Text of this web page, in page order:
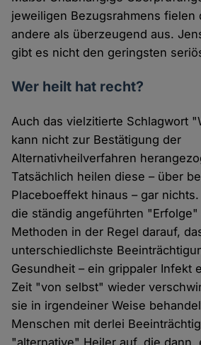
jeweiligen Bezugsrahmens fielen
andere als überzeugend aus.
gibt es nicht den geringsten
Wer heilt hat recht?
Auch das vielzitierte Schlagwort
kann nicht zur Bestätigung der
Alternativheilverfahren
Tatsächlich heilen diese – über
Placeboeffekt hinaus – gar
die ständig angeführten
Methoden in der Regel darauf,
unterschiedlichste
Gesundheit – ein grippaler Infekt
Zeit "von selbst" wieder
sie in irgendeiner Weise
Menschen mit derlei
"alternative" Heiler auf, die dann,